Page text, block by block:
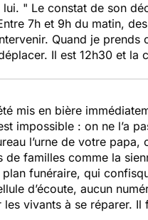
lui. " Le constat de son
7h et 9h du matin,
Quand je prends
Il est 12h30 et la
mis en bière
impossible : on ne l’a
l’urne de votre papa,
de familles comme la
funéraire, qui
d’écoute, aucun
vivants à se réparer. Il